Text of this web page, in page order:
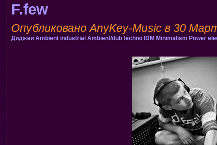
F.few
Опубликовано AnyKey-Music в 30
Диджеи Ambient industrial Ambient/dub techno IDM Minimalism Power